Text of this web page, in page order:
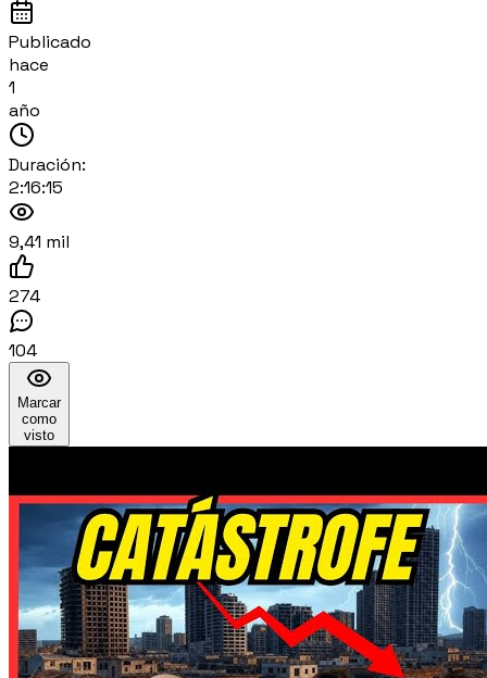
Publicado
hace
1
año
Duración:
2:16:15
9,41 mil
274
104
Marcar
como
visto